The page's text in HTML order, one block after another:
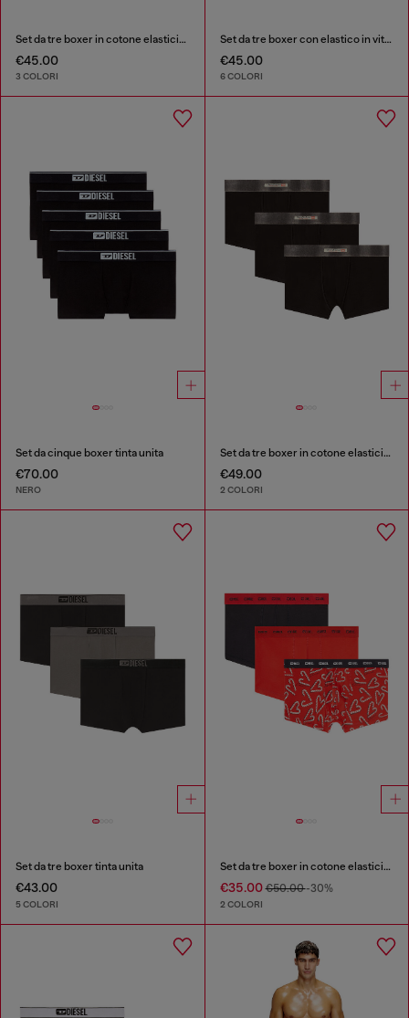
Set da tre boxer in cotone elasticizzato con fascia in vita tono su tono
€45.00
3 COLORI
Set da tre boxer con elastico in vita con logo all-over
€45.00
6 COLORI
Set da cinque boxer tinta unita
€70.00
NERO
Set da tre boxer in cotone elasticizzato con fascia in raso
€49.00
2 COLORI
Set da tre boxer tinta unita
€43.00
5 COLORI
Set da tre boxer in cotone elasticizzato
€35.00€50.00-30%
2 COLORI